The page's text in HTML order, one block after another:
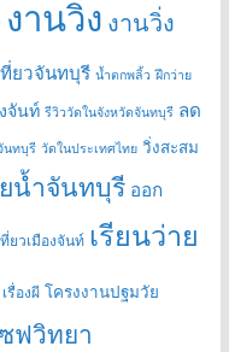
งานวิ่ง งานวิ่ง
ยวจันทบุรี น้ำตกพลิ้ว ฝึกว่าย
จันท์ รีวิววัดในจังหวัดจันทบุรี ลด
นทบุรี วัดในประเทศไทย วิ่งสะสม
น้ำจันทบุรี ออก
ที่ยวเมืองจันท์ เรียนว่าย
เรื่องผี โครงงานปฐมวัย
ฟวิทยา